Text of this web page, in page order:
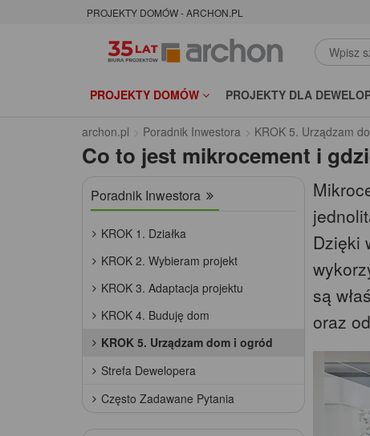
PROJEKTY DOMÓW - ARCHON.PL
PROJEKTY DOMÓW PROJEKTY DLA
archon.pl Poradnik Inwestora KROK 5. Urządzam
Co to jest mikrocement i
Dzięki
są
oraz
Poradnik Inwestora
KROK 1. Działka
KROK 2. Wybieram projekt
KROK 3. Adaptacja projektu
KROK 4. Buduję dom
KROK 5. Urządzam dom i ogród
Strefa Dewelopera
Często Zadawane Pytania